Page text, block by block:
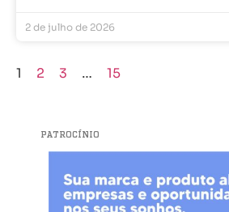
2 de julho de 2026
1 2 3 … 15
PATROCÍNIO